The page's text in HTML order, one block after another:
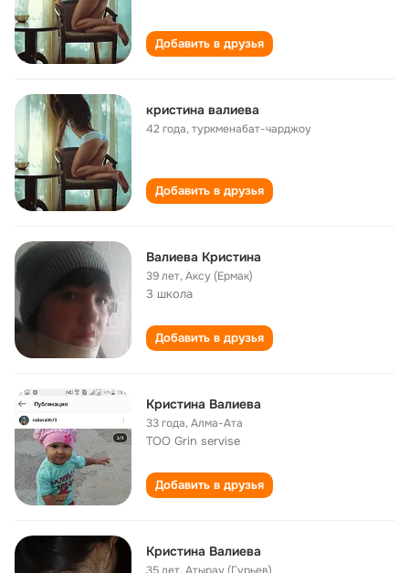
Добавить в друзья
кристина валиева
42 года,туркменабат-чарджоу
Добавить в друзья
Валиева Кристина
39 лет,Аксу (Ермак)
3 школа
Добавить в друзья
Кристина Валиева
33 года,Алма-Ата
ТОО Grin servise
Добавить в друзья
Кристина Валиева